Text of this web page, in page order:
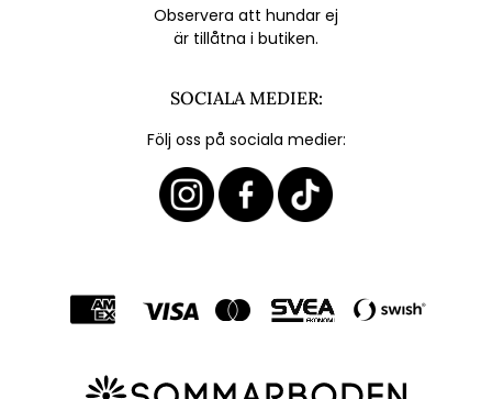
Observera att hundar ej
är tillåtna i butiken.
SOCIALA MEDIER:
Följ oss på sociala medier: